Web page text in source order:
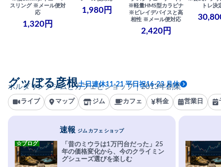
スリング ※メール便対
応
1,320円
1,980円
※軽量HMS型カラビナ
※ビレイデバイスと高
相性 ※メール便対応
2,420円
トレ決
ボルダリングジムとカフェとショップ｜2013年創業
グッぼる彦根土日連休11-21 平日祝16-23 月休
ライブ マップ ジム カフェ 料金 営業日
速報 ジム カフェ ショップ
「昔のミウラは1万円台だった」25
年の価格変化から、今のクライミン
グシューズ選びを楽しむ
☆ブログ